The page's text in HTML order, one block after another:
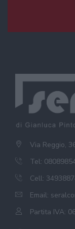
Via Reggio,
Tel:
Cell:
Email:
Partita IVA: